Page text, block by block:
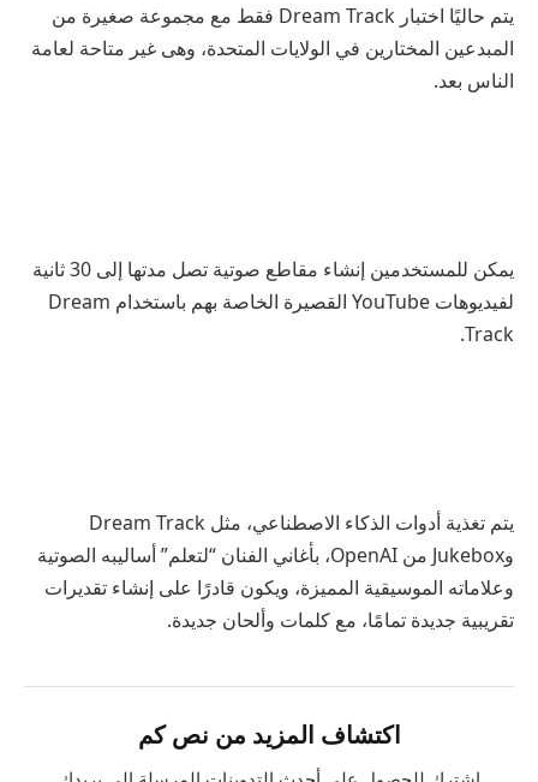
يتم حاليًا اختبار Dream Track فقط مع مجموعة صغيرة من
المبدعين المختارين في الولايات المتحدة، وهى غير متاحة لعامة
الناس بعد.
يمكن للمستخدمين إنشاء مقاطع صوتية تصل مدتها إلى 30 ثانية
لفيديوهات YouTube القصيرة الخاصة بهم باستخدام Dream
Track.
يتم تغذية أدوات الذكاء الاصطناعي، مثل Dream Track
وJukebox من OpenAI، بأغاني الفنان “لتعلم” أساليبه الصوتية
وعلاماته الموسيقية المميزة، ويكون قادرًا على إنشاء تقديرات
تقريبية جديدة تمامًا، مع كلمات وألحان جديدة.
اكتشاف المزيد من نص كم